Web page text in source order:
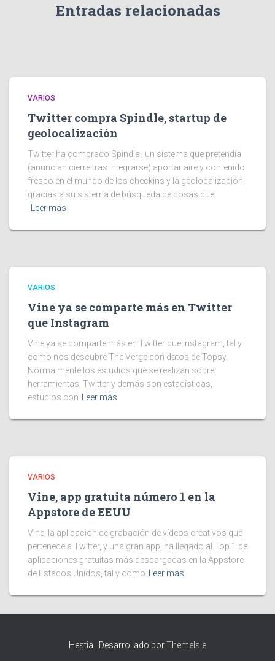
Entradas relacionadas
VARIOS
Twitter compra Spindle, startup de
geolocalización
Twitter ha comprado Spindle , un sistema que pretendía
(anuncian cierre tras integrarse) aportar aire y contenido
fresco en el mundo de los checkins y la geolocalización,
gracias a su sistema de búsqueda de cosas que
Leer más
VARIOS
Vine ya se comparte más en Twitter
que Instagram
Vine ya se comparte más en Twitter que Instagram, tal y
como nos descubre The Verge con datos de Topsy.
Normalmente los estudios que se realizan sobre
herramientas, Twitter y demás son estadísticas,
estudios con Leer más
VARIOS
Vine, app gratuita número 1 en la
Appstore de EEUU
Vine, la aplicación de grabación de vídeos creativos que
pertenece a Twitter, y una gran app, ha llegado al Top 1 de
aplicaciones gratuitas más descargadas en la Appstore
de Estados Unidos, tal y como Leer más
Hestia | Desarrollado porThemeIsle